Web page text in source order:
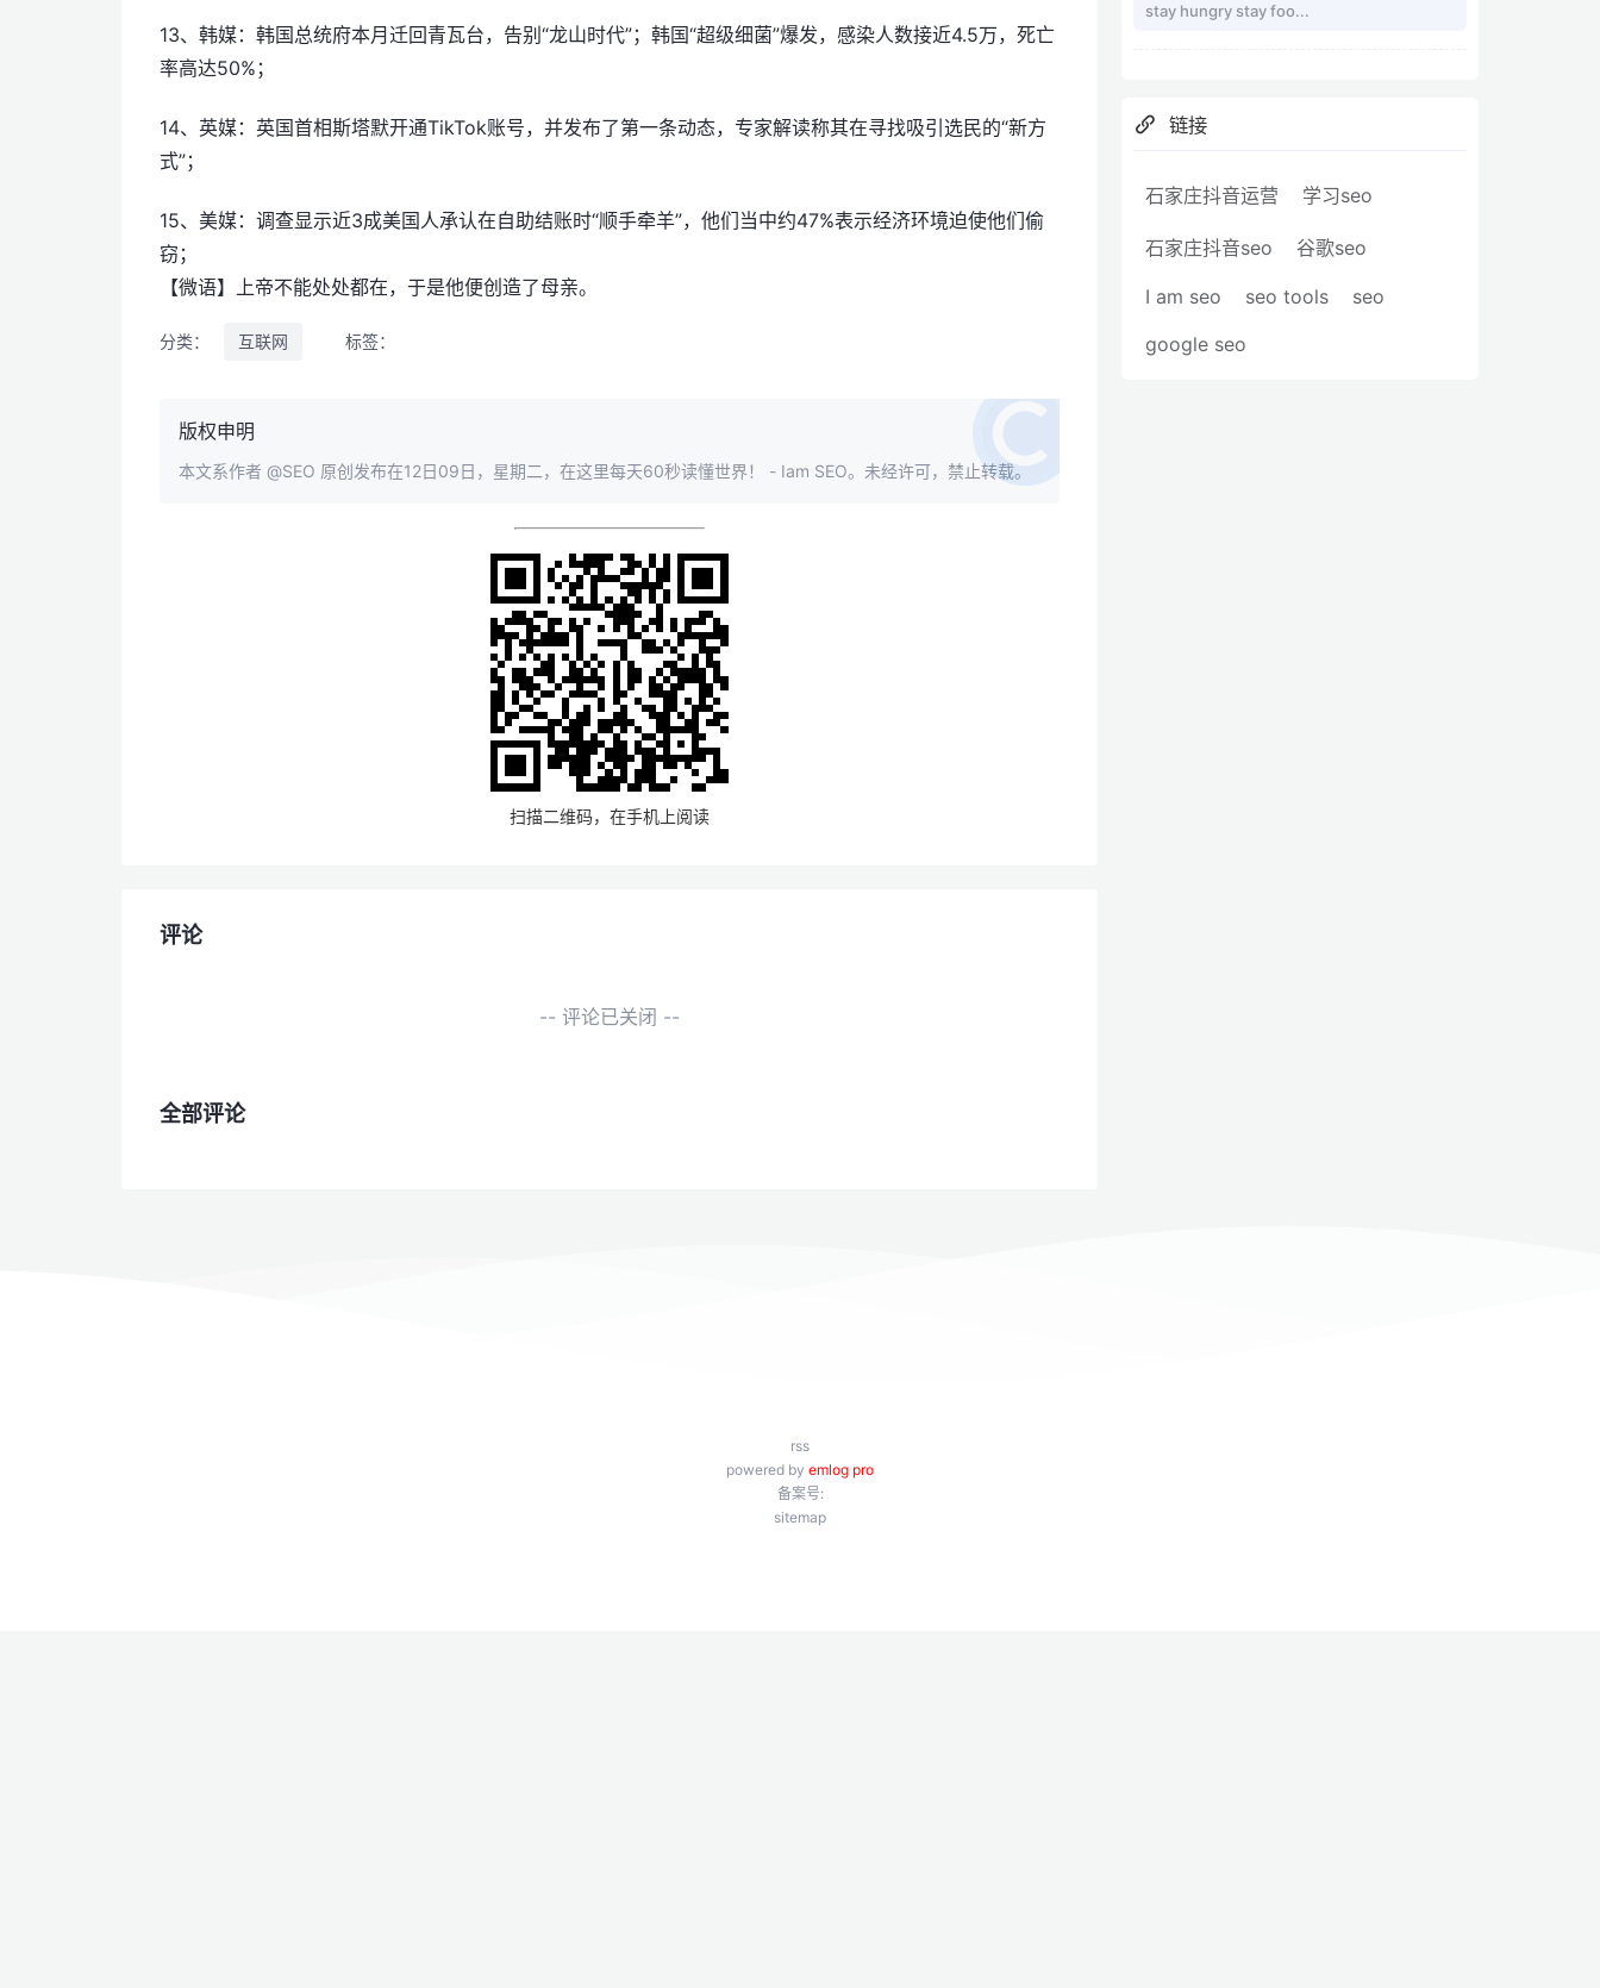
13、韩媒：韩国总统府本月迁回青瓦台，告别“龙山时代”；韩国“超级细菌”爆发，感染人数接近4.5万，死亡
率高达50%；
14、英媒：英国首相斯塔默开通TikTok账号，并发布了第一条动态，专家解读称其在寻找吸引选民的“新方
式”；
15、美媒：调查显示近3成美国人承认在自助结账时“顺手牵羊”，他们当中约47%表示经济环境迫使他们偷
窃；
【微语】上帝不能处处都在，于是他便创造了母亲。
分类： 互联网 标签：
版权申明
本文系作者 @SEO 原创发布在12日09日，星期二，在这里每天60秒读懂世界！ - Iam SEO。未经许可，禁止转载。
扫描二维码，在手机上阅读
评论
-- 评论已关闭 --
全部评论
stay hungry stay foo...
链接
石家庄抖音运营 学习seo
石家庄抖音seo 谷歌seo
I am seo seo tools
seo
google seo
rss
powered by emlog pro
备案号:
sitemap